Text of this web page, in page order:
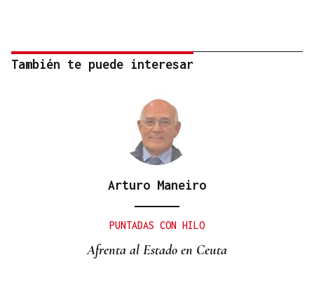
También te puede interesar
Arturo Maneiro
PUNTADAS CON HILO
Afrenta al Estado en Ceuta